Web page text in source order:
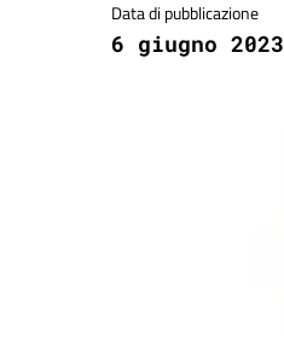
Data di pubblicazione
6 giugno 2023